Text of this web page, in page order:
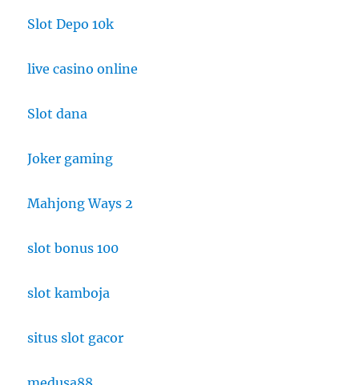
Slot Depo 10k
live casino online
Slot dana
Joker gaming
Mahjong Ways 2
slot bonus 100
slot kamboja
situs slot gacor